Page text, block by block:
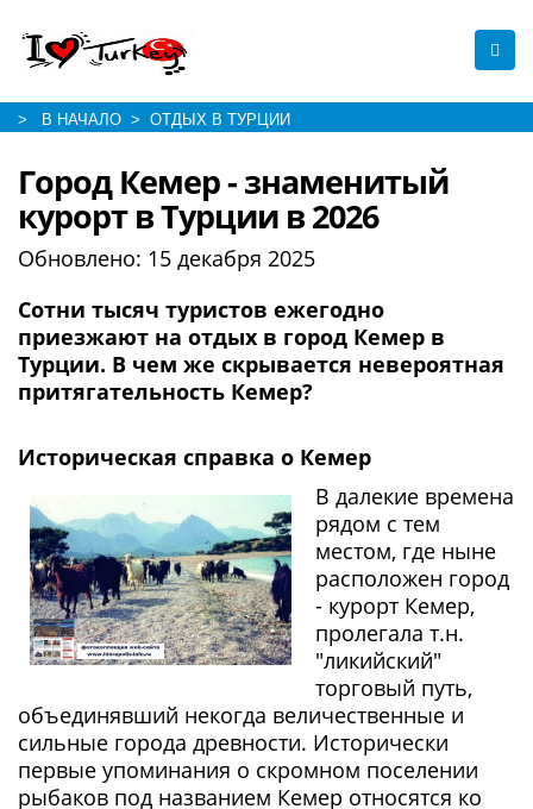
> В НАЧАЛО > ОТДЫХ В ТУРЦИИ
Город Кемер - знаменитый
курорт в Турции в 2026
Обновлено: 15 декабря 2025
Сотни тысяч туристов ежегодно
приезжают на отдых в город Кемер в
Турции. В чем же скрывается невероятная
притягательность Кемер?
Историческая справка о Кемер
В далекие времена
рядом с тем
местом, где ныне
расположен город
- курорт Кемер,
пролегала т.н.
"ликийский"
торговый путь,
объединявший некогда величественные и
сильные города древности. Исторически
первые упоминания о скромном поселении
рыбаков под названием Кемер относятся ко